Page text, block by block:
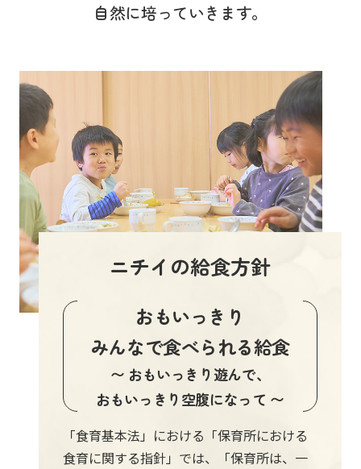
自然に培っていきます。
ニチイの給食方針
おもいっきり
みんなで食べられる給食
〜 おもいっきり遊んで、
おもいっきり空腹になって 〜
「食育基本法」における「保育所における
食育に関する指針」では、「保育所は、一